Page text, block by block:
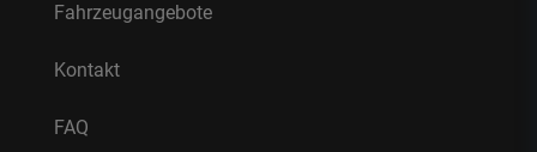
Fahrzeugangebote
Kontakt
FAQ